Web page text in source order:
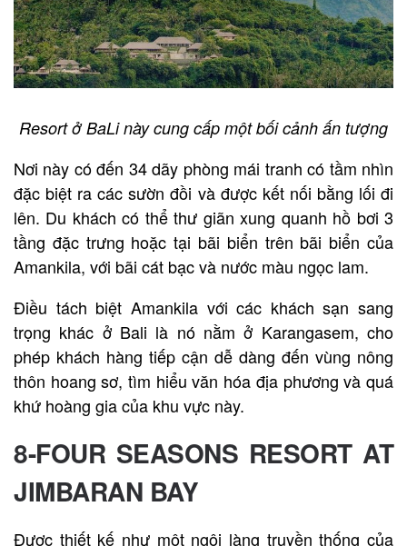
Resort ở BaLi này cung cấp một bối cảnh ấn tượng
Nơi này có đến 34 dãy phòng mái tranh có tầm nhìn
đặc biệt ra các sườn đồi và được kết nối bằng lối đi
lên. Du khách có thể thư giãn xung quanh hồ bơi 3
tầng đặc trưng hoặc tại bãi biển trên bãi biển của
Amankila, với bãi cát bạc và nước màu ngọc lam.
Điều tách biệt Amankila với các khách sạn sang
trọng khác ở Bali là nó nằm ở Karangasem, cho
phép khách hàng tiếp cận dễ dàng đến vùng nông
thôn hoang sơ, tìm hiểu văn hóa địa phương và quá
khứ hoàng gia của khu vực này.
8-FOUR SEASONS RESORT AT
JIMBARAN BAY
Được thiết kế như một ngôi làng truyền thống của